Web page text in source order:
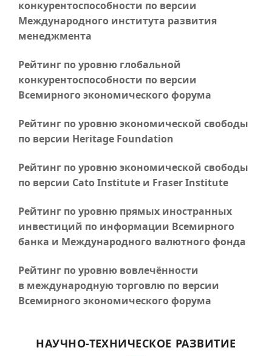
конкурентоспособности по версии
Международного института развития
менеджмента
Рейтинг по уровню глобальной
конкурентоспособности по версии
Всемирного экономического форума
Рейтинг по уровню экономической свободы
по версии Heritage Foundation
Рейтинг по уровню экономической свободы
по версии Cato Institute и Fraser Institute
Рейтинг по уровню прямых иностранных
инвестиций по информации Всемирного
банка и Международного валютного фонда
Рейтинг по уровню вовлечённости
в международную торговлю по версии
Всемирного экономического форума
НАУЧНО-ТЕХНИЧЕСКОЕ РАЗВИТИЕ